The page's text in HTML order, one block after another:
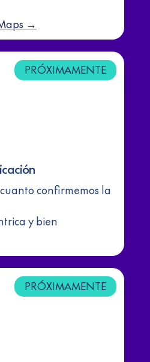
→
PRÓXIMAMENTE
confirmemos la
y bien
PRÓXIMAMENTE